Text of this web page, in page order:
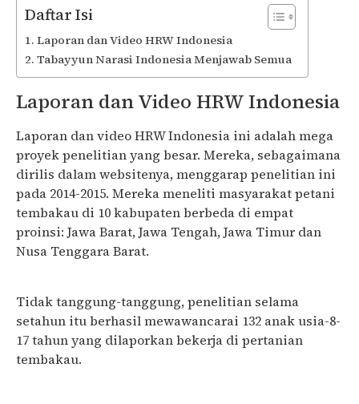
Daftar Isi
Laporan dan Video HRW Indonesia
Tabayyun Narasi Indonesia Menjawab Semua
Laporan dan Video HRW Indonesia
Laporan dan video HRW Indonesia ini adalah mega
proyek penelitian yang besar. Mereka, sebagaimana
dirilis dalam websitenya, menggarap penelitian ini
pada 2014-2015. Mereka meneliti masyarakat petani
tembakau di 10 kabupaten berbeda di empat
proinsi: Jawa Barat, Jawa Tengah, Jawa Timur dan
Nusa Tenggara Barat.
Tidak tanggung-tanggung, penelitian selama
setahun itu berhasil mewawancarai 132 anak usia-8-
17 tahun yang dilaporkan bekerja di pertanian
tembakau.